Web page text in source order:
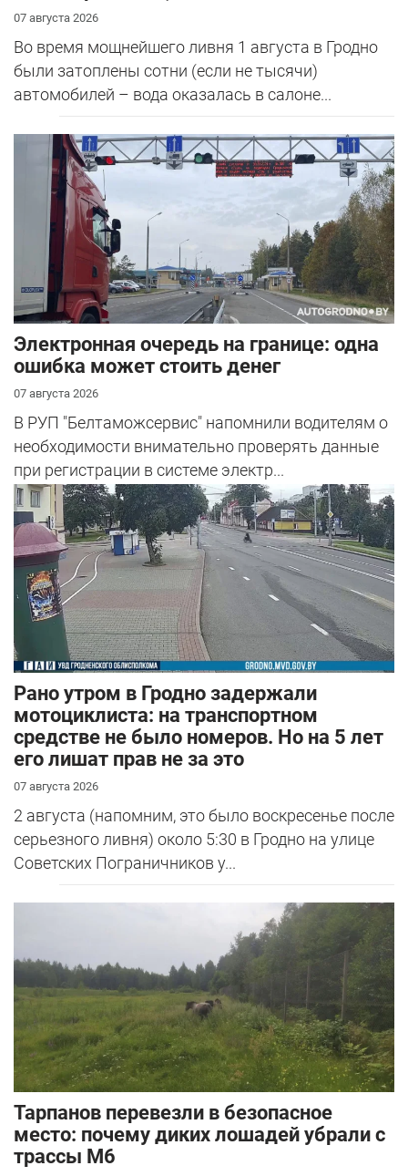
07 августа 2026
Во время мощнейшего ливня 1 августа в Гродно
были затоплены сотни (если не тысячи)
автомобилей – вода оказалась в салоне...
Электронная очередь на границе: одна
ошибка может стоить денег
07 августа 2026
В РУП "Белтаможсервис" напомнили водителям о
необходимости внимательно проверять данные
при регистрации в системе электр...
Рано утром в Гродно задержали
мотоциклиста: на транспортном
средстве не было номеров. Но на 5 лет
его лишат прав не за это
07 августа 2026
2 августа (напомним, это было воскресенье после
серьезного ливня) около 5:30 в Гродно на улице
Советских Пограничников у...
Тарпанов перевезли в безопасное
место: почему диких лошадей убрали с
трассы М6